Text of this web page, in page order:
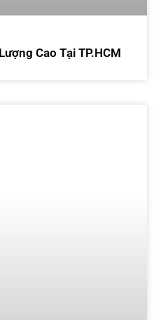
Cao Tại TP.HCM